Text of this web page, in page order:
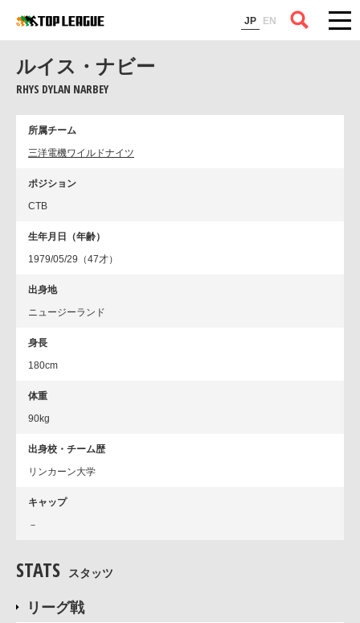
JP EN
コラム
ルイス・ナビー
RHYS DYLAN NARBEY
所属チーム
三洋電機ワイルドナイツ
ポジション
CTB
生年月日（年齢）
1979/05/29（47才）
出身地
ニュージーランド
身長
180cm
体重
90kg
出身校・チーム歴
リンカーン大学
キャップ
－
STATS スタッツ
リーグ戦